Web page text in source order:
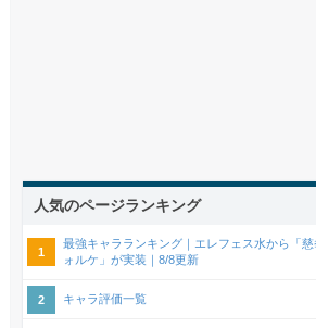
人気のページランキング
最強キャラランキング｜エレフェス水から「
ォルケ」が実装｜8/8更新
キャラ評価一覧